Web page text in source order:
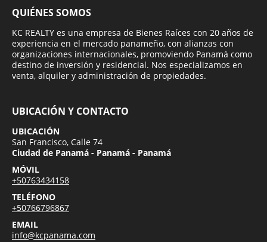
QUIÉNES SOMOS
KC REALTY es una empresa de Bienes Raíces con 20 años de
experiencia en el mercado panameño, con alianzas con
organizaciones internacionales, promoviendo Panamá como
destino de inversión y residencial. Nos especializamos en
venta, alquiler y administración de propiedades.
UBICACIÓN Y CONTACTO
UBICACIÓN
San Francisco, Calle 74
Ciudad de Panamá - Panamá - Panamá
MÓVIL
+50763434158
TELÉFONO
+50766796867
EMAIL
info@kcpanama.com